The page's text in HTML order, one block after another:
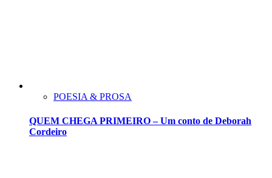
POESIA & PROSA
QUEM CHEGA PRIMEIRO – Um conto de Deborah
Cordeiro